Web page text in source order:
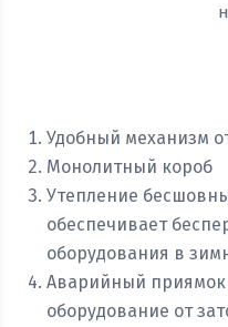
Удобный механизм
Монолитный короб
Утепление
обеспечивает
оборудования в
Аварийный
оборудование от